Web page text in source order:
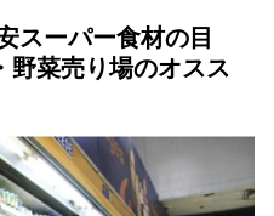
スーパー食材の目
野菜売り場のオスス